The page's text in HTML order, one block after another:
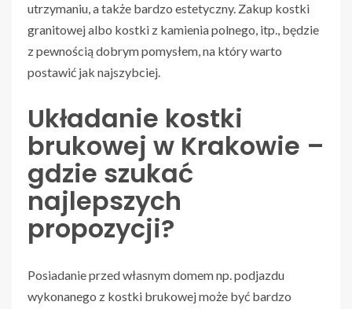
utrzymaniu, a także bardzo estetyczny. Zakup kostki
granitowej albo kostki z kamienia polnego, itp., będzie
z pewnością dobrym pomysłem, na który warto
postawić jak najszybciej.
Układanie kostki
brukowej w Krakowie –
gdzie szukać
najlepszych
propozycji?
Posiadanie przed własnym domem np. podjazdu
wykonanego z kostki brukowej może być bardzo